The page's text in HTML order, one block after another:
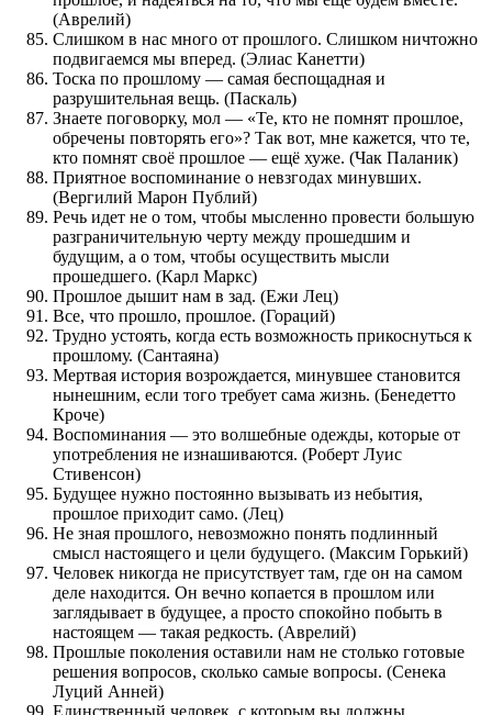
(Аврелий)
Слишком в нас много от прошлого. Слишком ничтожно
подвигаемся мы вперед. (Элиас Канетти)
Тоска по прошлому — самая беспощадная и
разрушительная вещь. (Паскаль)
Знаете поговорку, мол — «Те, кто не помнят прошлое,
обречены повторять его»? Так вот, мне кажется, что те,
кто помнят своё прошлое — ещё хуже. (Чак Паланик)
Приятное воспоминание о невзгодах минувших.
(Вергилий Марон Публий)
Речь идет не о том, чтобы мысленно провести большую
разграничительную черту между прошедшим и
будущим, а о том, чтобы осуществить мысли
прошедшего. (Карл Маркс)
Прошлое дышит нам в зад. (Ежи Лец)
Все, что прошло, прошлое. (Гораций)
Трудно устоять, когда есть возможность прикоснуться к
прошлому. (Сантаяна)
Мертвая история возрождается, минувшее становится
нынешним, если того требует сама жизнь. (Бенедетто
Кроче)
Воспоминания — это волшебные одежды, которые от
употребления не изнашиваются. (Роберт Луис
Стивенсон)
Будущее нужно постоянно вызывать из небытия,
прошлое приходит само. (Лец)
Не зная прошлого, невозможно понять подлинный
смысл настоящего и цели будущего. (Максим Горький)
Человек никогда не присутствует там, где он на самом
деле находится. Он вечно копается в прошлом или
заглядывает в будущее, а просто спокойно побыть в
настоящем — такая редкость. (Аврелий)
Прошлые поколения оставили нам не столько готовые
решения вопросов, сколько самые вопросы. (Сенека
Луций Анней)